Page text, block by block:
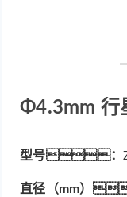
Φ4.3mm 行
型号：
直径（mm）